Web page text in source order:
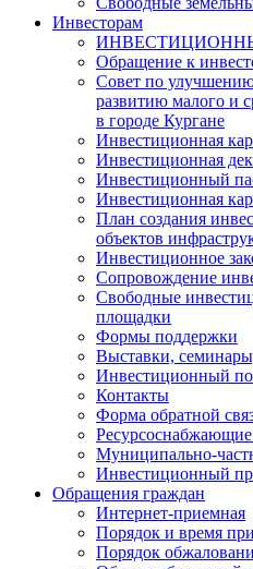
Инвесторам
Обращение к
Совет по
развитию малого и
в городе Кургане
Инвестиционная
Инвестиционная
Инвестиционный
Инвестиционная
План создания
объектов
Инвестиционное
Сопровождение
Свободные
площадки
Формы поддержки
Выставки,
Инвестиционный
Контакты
Форма обратной
Муниципально-
Инвестиционный
Обращения граждан
Интернет-приемная
Порядок и время
Порядок